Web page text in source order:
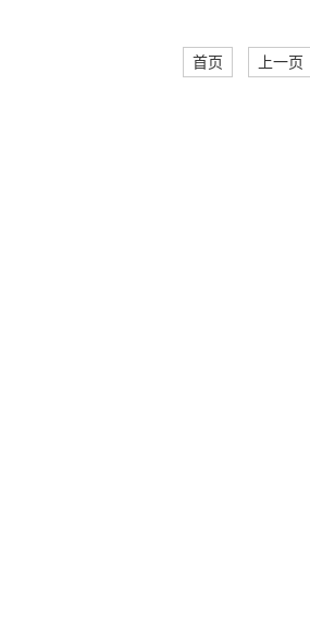
首页 上一页